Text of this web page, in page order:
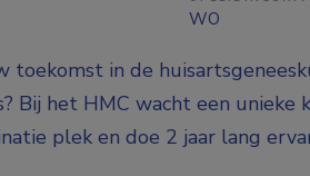
WO
toekomst in de
Bij het HMC wacht een unieke
plek en doe 2 jaar lang